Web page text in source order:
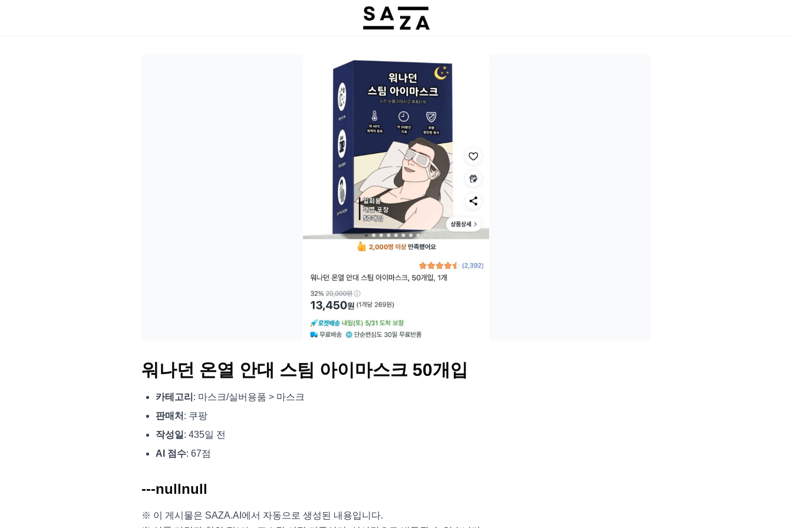
워나던 온열 안대 스팀 아이마스크 50개입
카테고리 : 마스크/실버용품 > 마스크
판매처 : 쿠팡
작성일: 435일 전
AI 점수: 67점
---nullnull
※ 이 게시물은 SAZA.AI에서 자동으로 생성된 내용입니다.